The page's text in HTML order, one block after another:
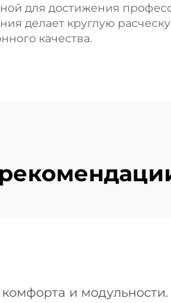
для достижения
делает круглую
качества.
и